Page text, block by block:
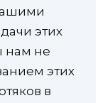
этих
нам не
этих
в